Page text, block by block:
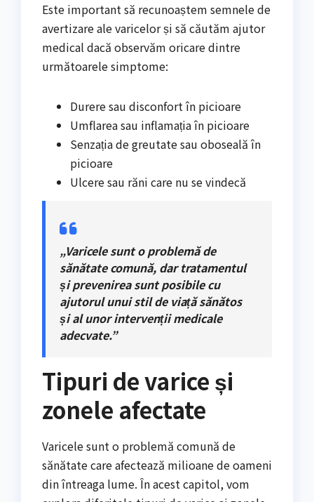
Este important să recunoaștem semnele de
avertizare ale varicelor și să căutăm ajutor
medical dacă observăm oricare dintre
următoarele simptome:
Durere sau disconfort în picioare
Umflarea sau inflamația în picioare
Senzația de greutate sau oboseală în
picioare
Ulcere sau răni care nu se vindecă
„Varicele sunt o problemă de
sănătate comună, dar tratamentul
și prevenirea sunt posibile cu
ajutorul unui stil de viață sănătos
și al unor intervenții medicale
adecvate.”
Tipuri de varice și
zonele afectate
Varicele sunt o problemă comună de
sănătate care afectează milioane de oameni
din întreaga lume. În acest capitol, vom